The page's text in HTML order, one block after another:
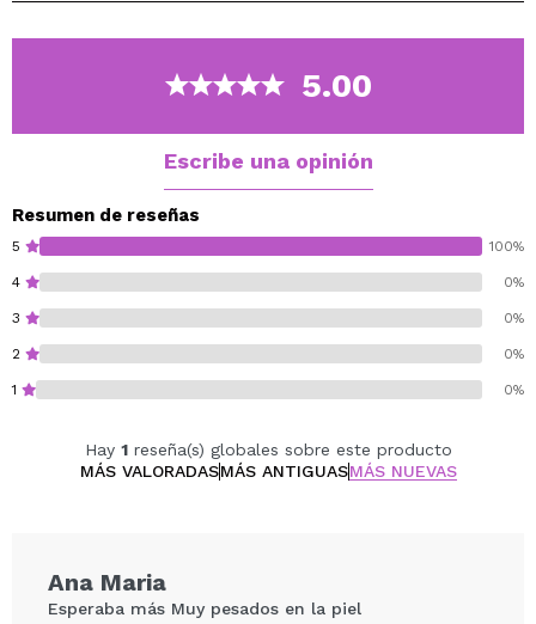
ligera que brinda una poderosa protección contra los
rayos UV con SPF50+/PA++++. La fórmula de base de
maquillaje ayuda a igualar el tono de la piel y
Disfruta de una tez naturalmente radiante sin
El dúo contiene:
1x Protector solar Bio Watery 10ml
1x protector solar Vita Tone Up 10ml
Vegan.
Cruelty free.
5.00
Escribe una opinión
Resumen de reseñas
5 100%
4 0%
3 0%
2 0%
1 0%
Hay 1reseña(s) globales sobre este producto
MÁS VALORADASMÁS ANTIGUASMÁS NUEVAS
Ana Maria
Esperaba más Muy pesados en la piel